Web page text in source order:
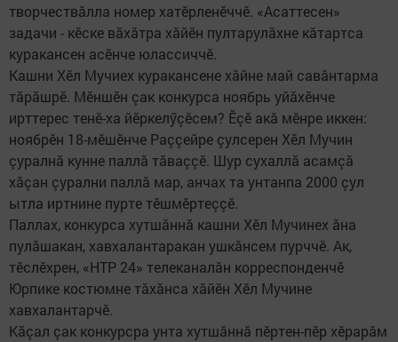
творчествăлла номер хатӗрленӗччӗ. «Асаттесен»
задачи - кӗске вăхăтра хăйӗн пултарулăхне кăтартса
куракансен асӗнче юлассиччӗ.
Кашни Хӗл Мучиех куракансене хăйне май савăнтарма
тăрăшрӗ. Мӗншӗн çак конкурса ноябрь уйăхӗнче
ирттерес тенӗ-ха йӗркелӳçӗсем? Ӗçӗ акă мӗнре иккен:
ноябрӗн 18-мӗшӗнче Раççейре çулсерен Хӗл Мучин
çуралнă кунне паллă тăваççӗ. Шур сухаллă асамçă
хăçан çурални паллă мар, анчах та унтанпа 2000 çул
ытла иртнине пурте тӗшмӗртеççӗ.
Паллах, конкурса хутшăннă кашни Хӗл Мучинех ăна
пулăшакан, хавхалантаракан ушкăнсем пурччӗ. Ак,
тӗслӗхрен, «НТР 24» телеканалăн корреспонденчӗ
Юрпике костюмне тăхăнса хăйӗн Хӗл Мучине
хавхалантарчӗ.
Кăçал çак конкурсра унта хутшăннă пӗртен-пӗр хӗрарăм